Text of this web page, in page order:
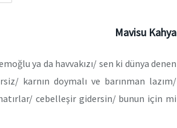
Mavisu Kahya
ya da havvakızı/ sen ki dünya denen
karnın doymalı ve barınman lazım/
cebelleşir gidersin/ bunun için mi